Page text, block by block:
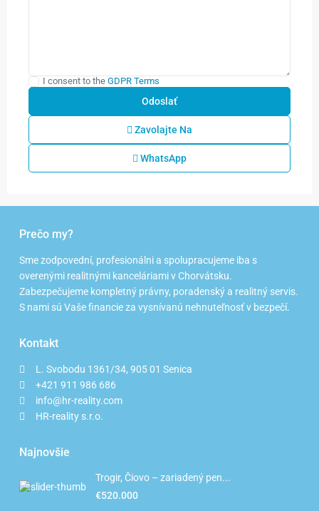
I consent to the GDPR Terms
Zavolajte Na
WhatsApp
Prečo my?
Sme zodpovední, profesionálni a spolupracujeme iba s
overenými realitnými kanceláriami v Chorvátsku.
Zabezpečujeme kompletný právny, poradenský a realitný servis.
S nami sú Vaše financie za vysnívanú nehnuteľnosť v bezpečí.
Kontakt
L. Svobodu 1361/34, 905 01 Senica
+421 911 986 686
info@hr-reality.com
HR-reality s.r.o.
Najnovšie
Trogir, Čiovo – zariadený pen...
€520.000